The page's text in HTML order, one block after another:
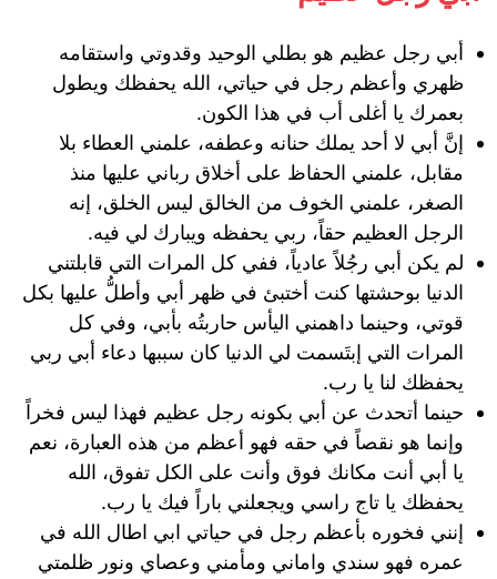
أبي رجل عظيم هو بطلي الوحيد وقدوتي واستقامه
ظهري وأعظم رجل في حياتي، الله يحفظك ويطول
بعمرك يا أغلى أب في هذا الكون.
إنَّ أبي لا أحد يملك حنانه وعطفه، علمني العطاء بلا
مقابل، علمني الحفاظ على أخلاق رباني عليها منذ
الصغر، علمني الخوف من الخالق ليس الخلق، إنه
الرجل العظيم حقاً، ربي يحفظه ويبارك لي فيه.
لم يكن أبي رجُلاً عادياً، ففي كل المرات التي قابلتني
الدنيا بوحشتها كنت أختبئ في ظهر أبي وأطلُّ عليها بكل
قوتي، وحينما داهمني اليأس حاربتُه بأبي، وفي كل
المرات التي إبتَسمت لي الدنيا كان سببها دعاء أبي ربي
يحفظك لنا يا رب.
حينما أتحدث عن أبي بكونه رجل عظيم فهذا ليس فخراً
وإنما هو نقصاً في حقه فهو أعظم من هذه العبارة، نعم
يا أبي أنت مكانك فوق وأنت على الكل تفوق، الله
يحفظك يا تاج راسي ويجعلني باراً فيك يا رب.
إنني فخوره بأعظم رجل في حياتي ابي اطال الله في
عمره فهو سندي واماني ومأمني وعصاي ونور ظلمتي